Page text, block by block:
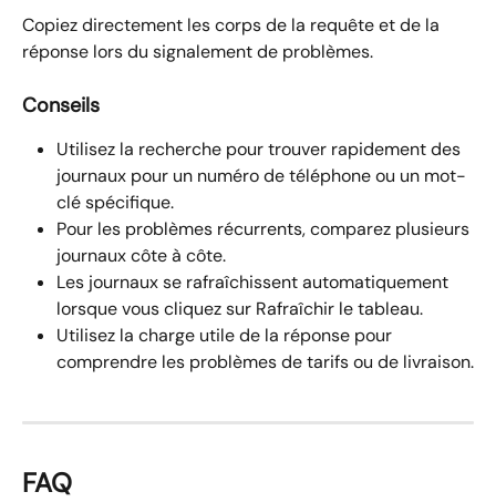
Copiez directement les corps de la requête et de la
réponse lors du signalement de problèmes.
Conseils
Utilisez la recherche pour trouver rapidement des
journaux pour un numéro de téléphone ou un mot-
clé spécifique.
Pour les problèmes récurrents, comparez plusieurs
journaux côte à côte.
Les journaux se rafraîchissent automatiquement
lorsque vous cliquez sur Rafraîchir le tableau.
Utilisez la charge utile de la réponse pour
comprendre les problèmes de tarifs ou de livraison.
FAQ